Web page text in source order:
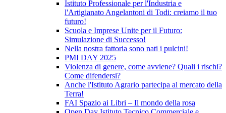
Istituto Professionale per l'Industria e
l'Artigianato Angelantoni di Todi: creiamo il tuo
futuro!
Scuola e Imprese Unite per il Futuro:
Simulazione di Successo!
Nella nostra fattoria sono nati i pulcini!
PMI DAY 2025
Violenza di genere, come avviene? Quali i rischi?
Come difendersi?
Anche l'Istituto Agrario partecipa al mercato della
Terra!
FAI Spazio ai Libri – Il mondo della rosa